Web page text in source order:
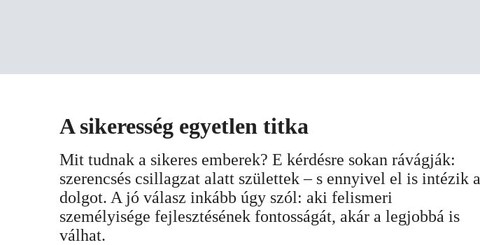
A sikeresség egyetlen titka
Mit tudnak a sikeres emberek? E kérdésre sokan rávágják:
szerencsés csillagzat alatt születtek – s ennyivel el is intézik a
dolgot. A jó válasz inkább úgy szól: aki felismeri
személyisége fejlesztésének fontosságát, akár a legjobbá is
válhat.